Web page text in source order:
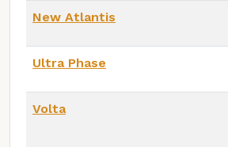
New Atlantis
Ultra Phase
Volta